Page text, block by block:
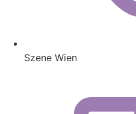
Szene Wien